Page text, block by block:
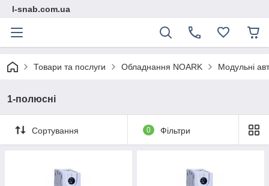
l-snab.com.ua
Товари та послуги Обладнання NOARK Модульні
1-полюсні
Сортування 0 Фільтри